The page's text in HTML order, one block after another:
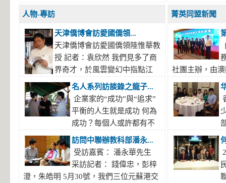
能店/XSUKUrONnaB7GrJ *Instagram IG
https://www.instagram.com/reel/C4sb0M-
q9b8/?utm_source=ig_web_copy_link #香
港華夏工商協会 一帶一路大灣區常務副
主席 #拿督盧彦希 #DatoAliciaLO 大力支
持 #無疆界體育學院 主辦的： #桌球慈善
赛 - 香港站 - C 组 零費用！現送出1000張
免費票給會友/ 學校/ 老人院 舍/ 學生/ 老
人/ 傷健者/ 低收入家庭 。 日期 ： 2024-
3-27 （ 星期三） 時間： 上午10点- 12 点
地點 ： #伊利沙伯體育舘 （ 附圖 主題：
桌球慈善賽- C 組 費用：免費 數量：1000
張...
Read More...
壇介紹： 國際城市文化論壇組委會和中
華時報傳媒集團等機構，成 功在中國內
地和澳門主辦了三屆国際城市文化論壇。
第一 屆，於2018年在歷史文化名城浙江
省紹興市舉辦，主題是 「中國城市與琴
遊文化名城廣東省陽春市舉辦，主題為
「文化旅遊+」城市 與新農村文化旅遊融
合」。第三屆，於2022年在澳門舉 辦，
主題為「讓中華傳統文化成為--東西方文
明交流的橋梁 和紐帶」。第四屆國際城
市論壇系列活動：「美麗灣區--第 二屆美
術作品雙年展（香港巡展）暨藝術品與金
融價值論壇，...Read More...
席、現潮州市
陸章明先生，
潮州市陸秀夫
和先生， 5、
州市文史專家
術家協會主席
界文化藝術交
8、牒譜專家陸
模範、鹽城市
長， 10、深圳
長，...Read
長傳來噩耗，
3月22日在香港
年93歲。一紙
先生相識相交
會摯友悲痛難
雖已駕鶴西去
心、砥礪前行
厚風範，如星
月長河中鐫刻
More...
人物-專訪
天津僑博會訪愛國僑領...
天津僑博會訪愛國僑領陸惟華教
授 記者：袁欣然 我們見多了商
界奇才，於風雲變幻中指點江
山；我們也見多了藝術大家，于筆墨丹青
中勾勒世間百態。而這一次我們僑博會的
記者將會帶大家認識一位元，商界與藝術
界的紐帶式人物，東西方文化藝術結合的
授。 現為比利時書畫藝術研究院院長，
比利時世界文化藝術交流中心執行執行兼
秘書長的陸惟華教授，已有200多幅作品
被18個國家和地區的博物館、60個國家的
名人系列訪談錄之龍子...
企業家的“成功”與“追求”
平衡的人生就是成功 何為
成功？每個人或許都有不
同的定義。可能是家庭幸福，可能是事業
順利，可能是家財萬貫，亦可能是身體健
康。但是，成功人士——香港巨集利保險
高級區域總監、【香港青年交流促進聯
訪問中聯辦教科部潘永...
受訪嘉賓： 潘永華先生
采訪記者： 錢偉忠，彭梓
澄，朱皓明 5月30號，我們三位元蘇港交
菁英同盟新聞
社團主辦，由
會青年委員會
精英論壇”於十
金光會展中心
旅遊與文化產
的美好前景。
搭建重要平臺
示，本屆論壇
合作新路徑，
英同盟委員會
室進行多次會
事宜。經過半
終確立了以面